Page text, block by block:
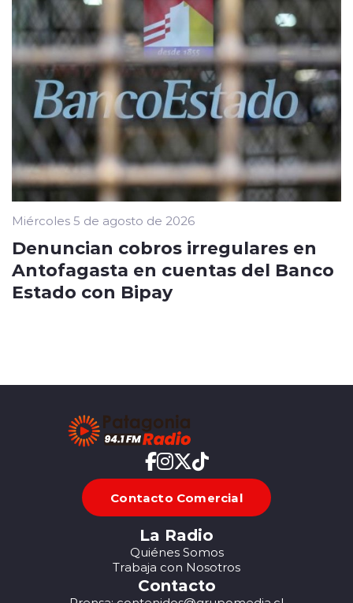
Miércoles 5 de agosto de 2026
Denuncian cobros irregulares en
Antofagasta en cuentas del Banco
Estado con Bipay
Contacto Comercial
La Radio
Quiénes Somos
Trabaja con Nosotros
Contacto